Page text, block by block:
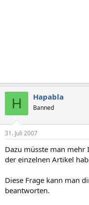
H Hapabla
Banned
31. Juli 2007
Dazu müsste man
der einzelnen Artikel
Diese Frage kann man
beantworten.